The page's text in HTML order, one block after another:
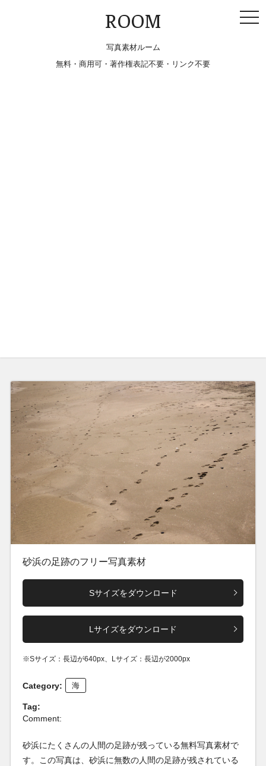
ROOM
写真素材ルーム
無料・商用可・著作権表記不要・リンク不要
砂浜の足跡のフリー写真素材
Sサイズをダウンロード
Lサイズをダウンロード
※Sサイズ：長辺が640px、Lサイズ：長辺が2000px
Category: 海
Tag:
Comment:
砂浜にたくさんの人間の足跡が残っている無料写真素材で
す。この写真は、砂浜に無数の人間の足跡が残されている